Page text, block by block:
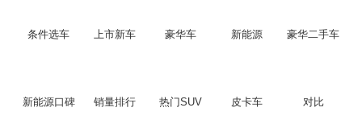
条件选车 上市新车 豪华车 新能源 豪华二手车
新能源口碑 销量排行 热门SUV 皮卡车 对比